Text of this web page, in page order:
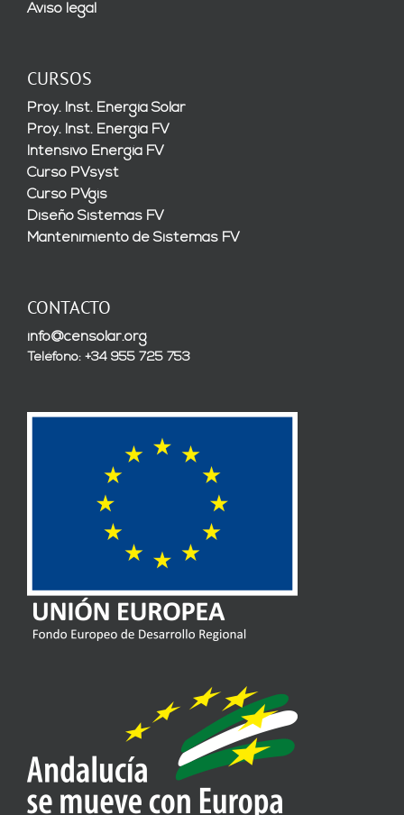
Aviso legal
CURSOS
Proy. Inst. Energía Solar
Proy. Inst. Energía FV
Intensivo Energía FV
Curso PVsyst
Curso PVgis
Diseño Sistemas FV
Mantenimiento de Sistemas FV
CONTACTO
info@censolar.org
Teléfono: +34 955 725 753